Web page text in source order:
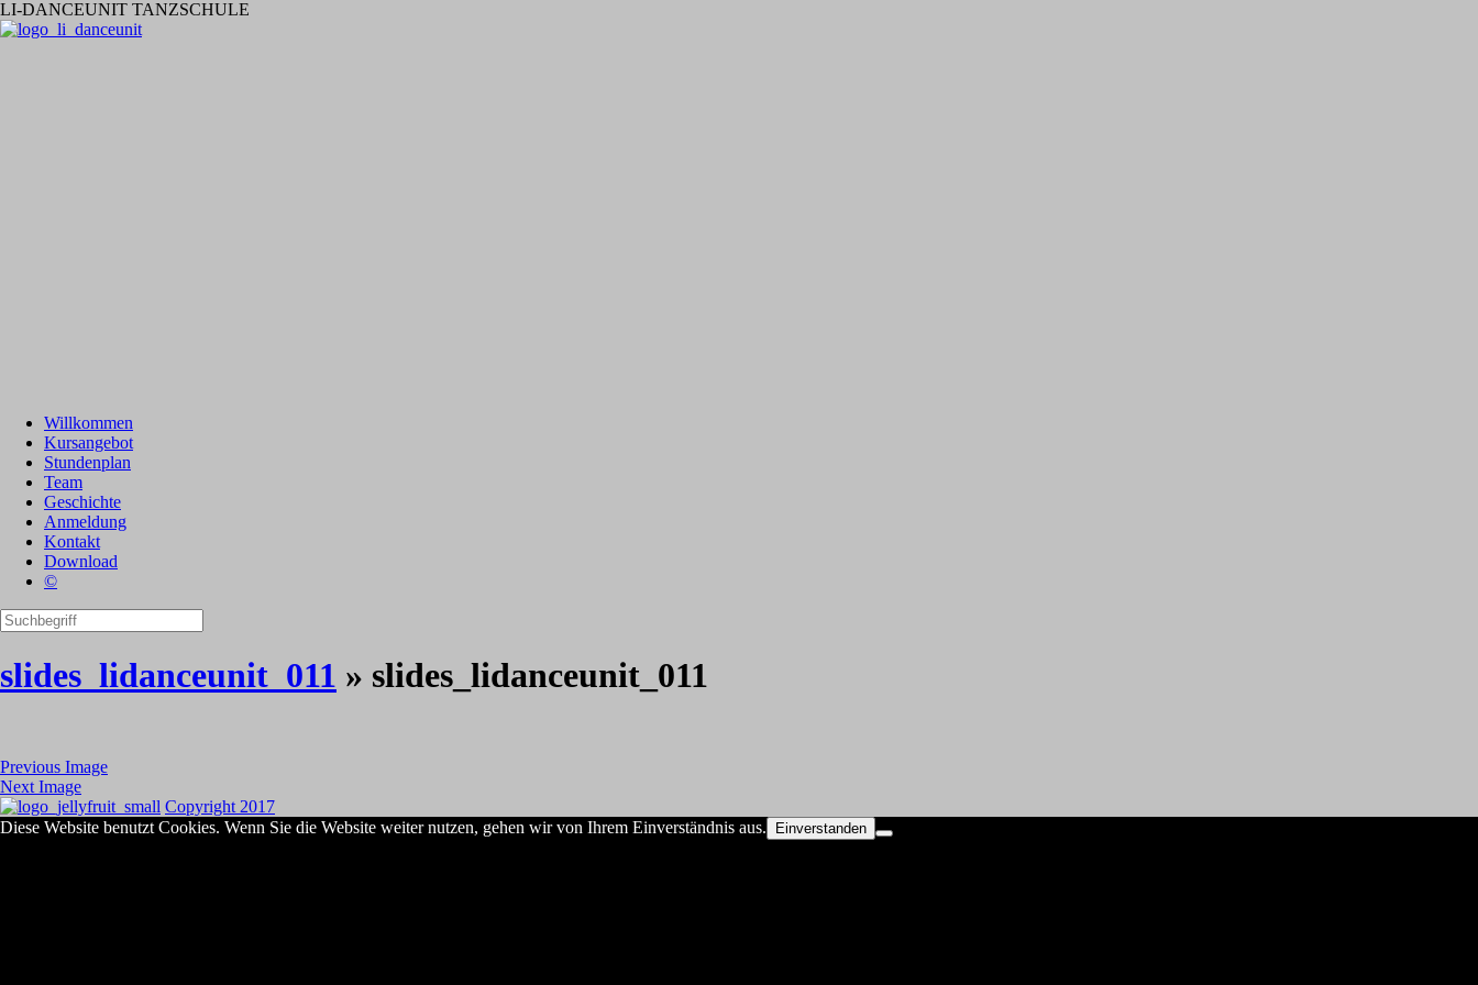
LI-DANCEUNIT TANZSCHULE
Willkommen
Kursangebot
Stundenplan
Team
Geschichte
Anmeldung
Kontakt
Download
©
slides_lidanceunit_011 » slides_lidanceunit_011
Previous Image
Next Image
Copyright 2017
Diese Website benutzt Cookies. Wenn Sie die Website weiter nutzen, gehen wir von Ihrem Einverständnis aus.
Einverstanden